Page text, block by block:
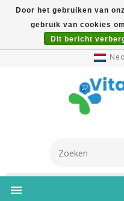
5% Korting Na
Verzending
Door het gebruiken van
gebruik van cookies
Dit bericht